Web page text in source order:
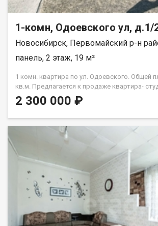
1-комн, Одоевского ул, д.1/
Новосибирск, Первомайский р-н
панель, 2 этаж, 19 м²
1 комн. квартира по ул. Одоевского. Общей
кв.м. Предлагается к продаже квартира-
монолитном доме на 2 этаже в жилом
очень тёплая и светлая. Санузел в кафеле от
покупателю.Лоджия с хорошим ремонтом.
использовать для сдачи в аренду. Дом
лифтами: пассажирским и грузовым, что
крупногабаритных предметов. В доме также
особенно важно для семей с маленькими
людей. Придомовая территория
мест всегда хватает. Во дворе есть большая
площадка. Рядом с домом находятся
клиники и магазины, поэтому все
будет у вас под рукой. До метро Речной
добраться на автомобиле за 28 минут или
2 300 000 ₽